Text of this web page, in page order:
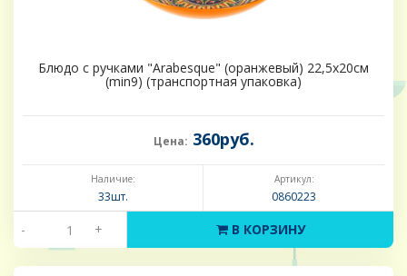
Блюдо с ручками "Arabesque" (оранжевый) 22,5х20см
(min9) (транспортная упаковка)
Цена: 360руб.
Наличие:
33шт.
Артикул:
0860223
- + В КОРЗИНУ